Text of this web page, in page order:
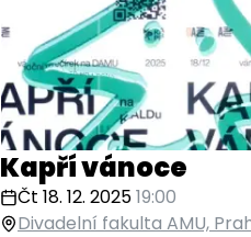
Kapří vánoce
Čt 18. 12. 202519:00
Divadelní fakulta AMU,